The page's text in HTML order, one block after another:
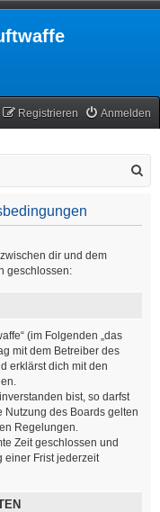
Anmelden
Registrieren
dir und dem
geschlossen:
(im Folgenden „das
mit dem Betreiber des
erklärst dich mit den
bist, so darfst
Nutzung des Boards gelten
Regelungen.
Zeit geschlossen und
einer Frist jederzeit